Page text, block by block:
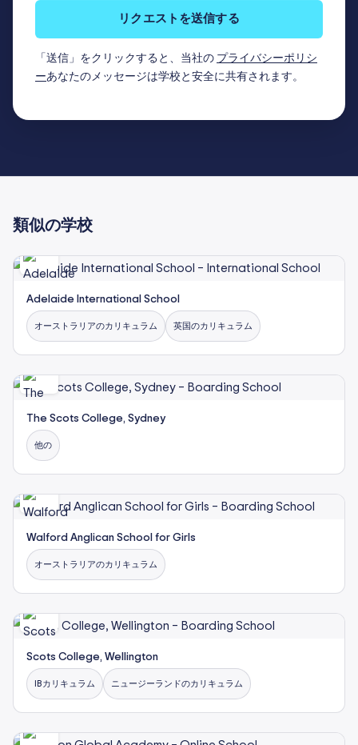
リクエストを送信する
「送信」をクリックすると、当社の プライバシーポリシ
ーあなたのメッセージは学校と安全に共有されます。
類似の学校
Adelaide International School
オーストラリアのカリキュラム 英国のカリキュラム
The Scots College, Sydney
他の
Walford Anglican School for Girls
オーストラリアのカリキュラム
Scots College, Wellington
IBカリキュラム ニュージーランドのカリキュラム